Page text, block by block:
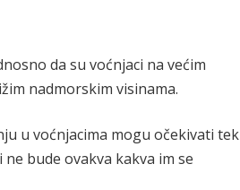
da su voćnjaci na većim
nadmorskim visinama.
u voćnjacima mogu očekivati tek
bude ovakva kakva im se